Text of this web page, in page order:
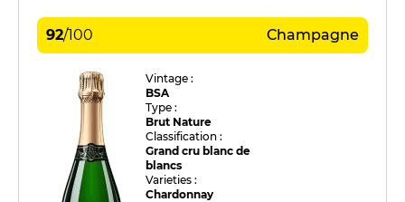
92/100 Champagne
Vintage :
BSA
Type :
Brut Nature
Classification :
Grand cru blanc de
blancs
Varieties :
Chardonnay